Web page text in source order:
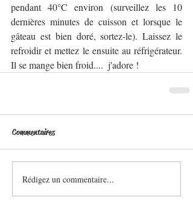
pendant 40°C environ (surveillez les 10
dernières minutes de cuisson et lorsque le
gâteau est bien doré, sortez-le). Laissez le
refroidir et mettez le ensuite au réfrigérateur.
Il se mange bien froid....  j'adore !
Commentaires
Rédigez un commentaire...